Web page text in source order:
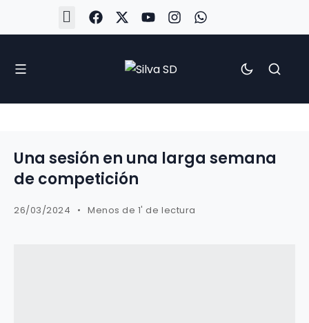
Una sesión en una larga semana
de competición
26/03/2024 Menos de 1' de lectura